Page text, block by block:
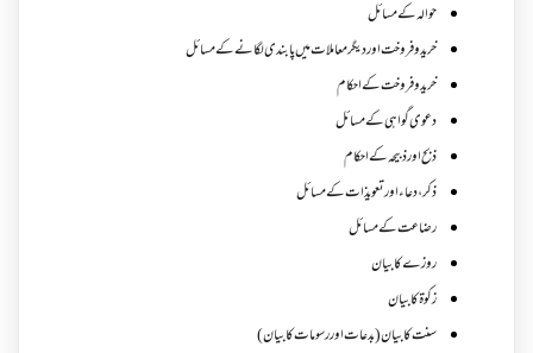
حوالہ کے مسائل
خرید و فروخت اور دیگر معاملات میں پابندی لگانے کے مسائل
خرید و فروخت کے احکام
دعوی گواہی کے مسائل
ذبح اور ذبیحہ کے احکام
ذکر،دعاء اور تعویذات کے مسائل
رضاعت کے مسائل
روزے کا بیان
زکوة کابیان
سنت کا بیان (بدعات اور رسومات کا بیان)